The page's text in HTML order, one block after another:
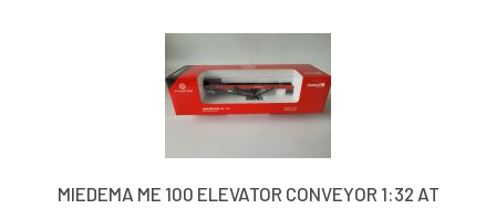
MIEDEMA ME 100 ELEVATOR CONVEYOR 1:32 AT